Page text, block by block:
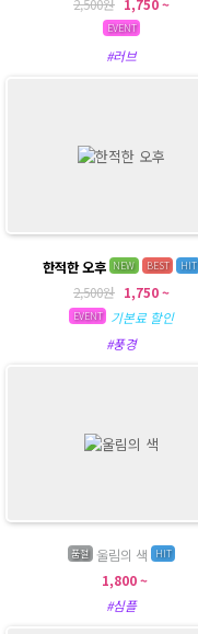
2,500원 1,750 ~
EVENT
#러브
한적한 오후 NEW BEST HIT
2,500원 1,750 ~
EVENT
기본료 할인
#풍경
품절 울림의 색 HIT
1,800 ~
#심플